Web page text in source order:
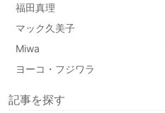
福田真理
マック久美子
Miwa
ヨーコ・フジワラ
記事を探す